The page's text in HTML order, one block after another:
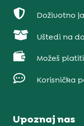
 Doživotno
 Uštedi na
 Možeš
 Korisnička
Upoznaj nas